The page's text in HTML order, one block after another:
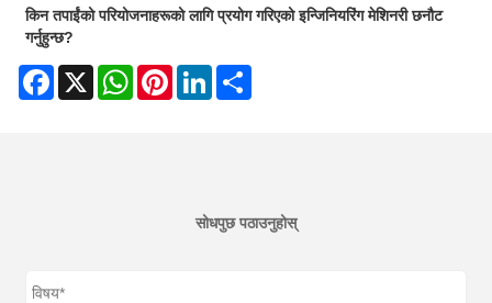
किन तपाईंको परियोजनाहरूको लागि प्रयोग गरिएको इन्जिनियरिंग मेशिनरी छनौट
गर्नुहुन्छ?
Facebook
X WhatsAppPinterestLinkedIn
सोधपुछ पठाउनुहोस्